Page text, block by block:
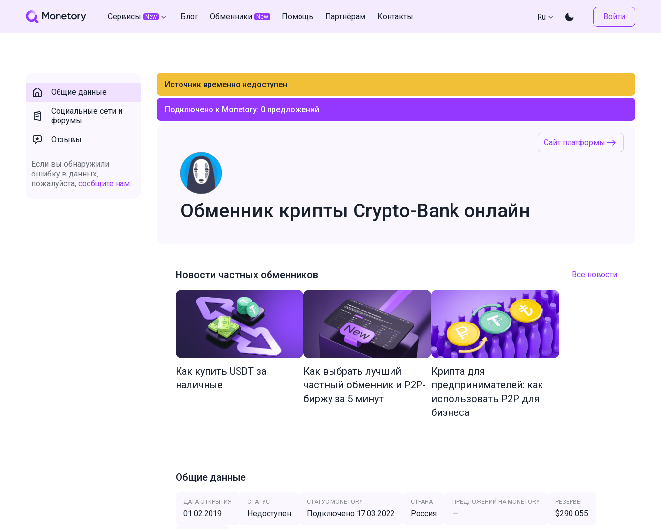
Сервисы New Блог Обменники New Помощь Партнёрам Контакты Ru Войти
Общие данные
Социальные сети и
форумы
Отзывы
Если вы обнаружили
ошибку в данных,
пожалуйста, сообщите нам.
Источник временно недоступен
Подключено к Monetory: 0 предложений
Сайт платформы
Обменник крипты Crypto-Bank онлайн
Новости частных обменников Все новости
Как купить USDT за
наличные
Как выбрать лучший
частный обменник и P2P-
биржу за 5 минут
Крипта для
предпринимателей: как
использовать P2P для
бизнеса
Общие данные
ДАТА ОТКРЫТИЯ
01.02.2019
СТАТУС
Недоступен
СТАТУС MONETORY
Подключено 17.03.2022
СТРАНА
Россия
ПРЕДЛОЖЕНИЙ НА MONETORY
—
РЕЗЕРВЫ
$290 055